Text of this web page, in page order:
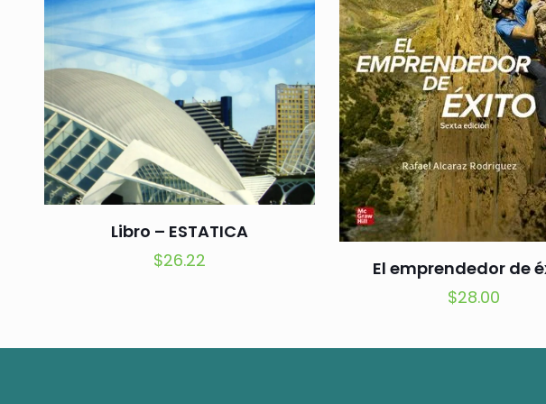
Libro – ESTATICA
$26.22
El emprendedor de
$28.00